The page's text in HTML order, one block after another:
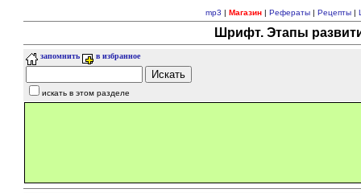
mp3 | Магазин| Рефераты| Рецепты|
Шрифт. Этапы
запомнить в избранное
искать в этом разделе